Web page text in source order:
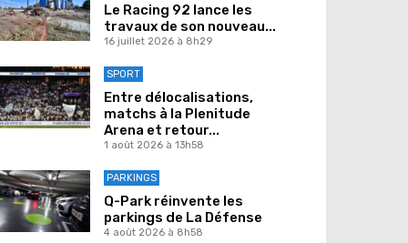
Le Racing 92 lance les
travaux de son nouveau...
16 juillet 2026 à 8h29
SPORT
Entre délocalisations,
matchs à la Plenitude
Arena et retour...
1 août 2026 à 13h58
PARKINGS
Q-Park réinvente les
parkings de La Défense
4 août 2026 à 8h58